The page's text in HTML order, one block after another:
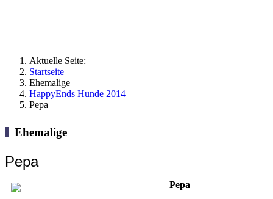
Aktuelle Seite:
Startseite
Ehemalige
HappyEnds Hunde 2014
Pepa
Ehemalige
Pepa
Pepa